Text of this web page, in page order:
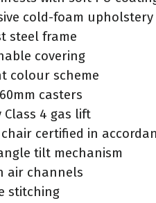
cold-foam upholstery
steel frame
covering
colour scheme
casters
Class 4 gas lift
certified in
tilt mechanism
air channels
stitching